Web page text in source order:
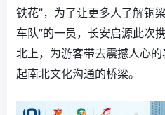
铁花”，为了让更多人了解铜
车队”的一员，长安启源此次
北上，为游客带去震撼人心
起南北文化沟通的桥梁。